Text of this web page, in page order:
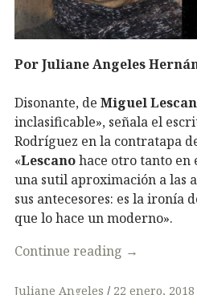
Por Juliane Angeles
Disonante, de Miguel
inclasificable», señala el
Rodríguez en la contratapa
«Lescanohace otro tanto en
una sutil aproximación a las
sus antecesores: es la ironía
que lo hace un moderno».
Continue reading →
Juliane Angeles 22 enero, 2018